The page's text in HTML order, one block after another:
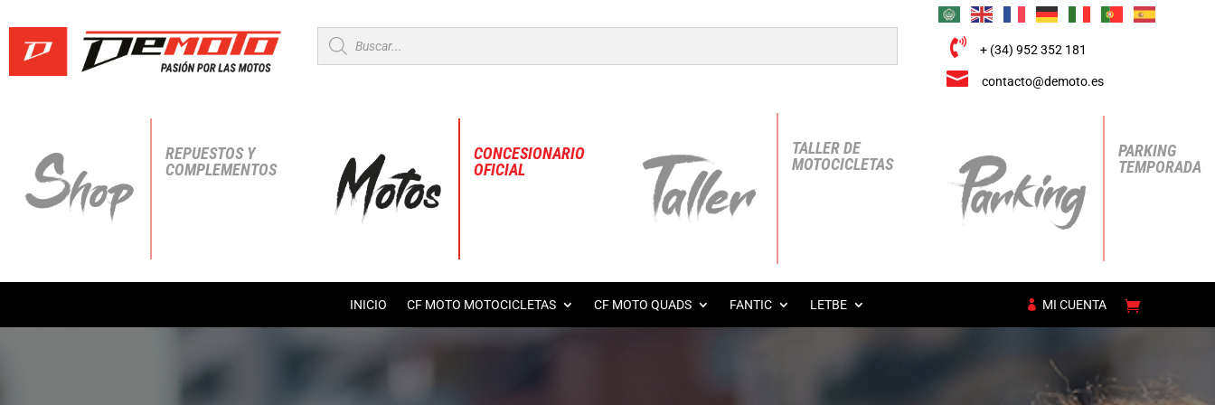
Búsqueda
de
productos
 + (34) 952 352 181
 contacto@demoto.es
REPUESTOS Y
COMPLEMENTOS
CONCESIONARIO
OFICIAL
TALLER DE
MOTOCICLETAS
PARKING
TEMPORADA
INICIO CF MOTO MOTOCICLETAS CF MOTO QUADS FANTIC LETBE MI CUENTA